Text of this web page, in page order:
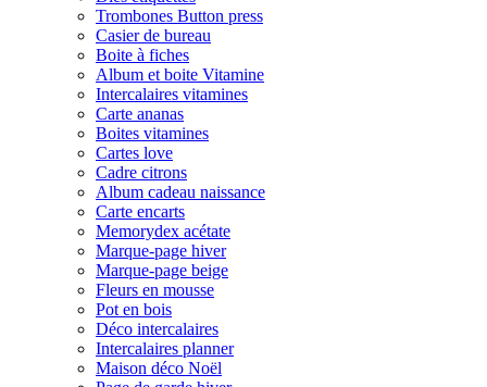
Trombones Button press
Casier de bureau
Boite à fiches
Album et boite Vitamine
Intercalaires vitamines
Carte ananas
Boites vitamines
Cartes love
Cadre citrons
Album cadeau naissance
Carte encarts
Memorydex acétate
Marque-page hiver
Marque-page beige
Fleurs en mousse
Pot en bois
Déco intercalaires
Intercalaires planner
Maison déco Noël